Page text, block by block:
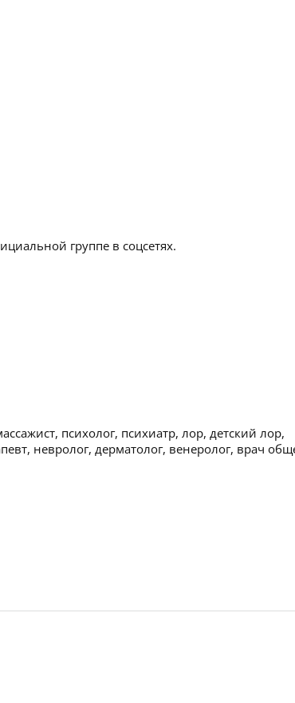
группе в соцсетях.
психолог, психиатр, лор, детский лор,
невролог, дерматолог, венеролог, врач